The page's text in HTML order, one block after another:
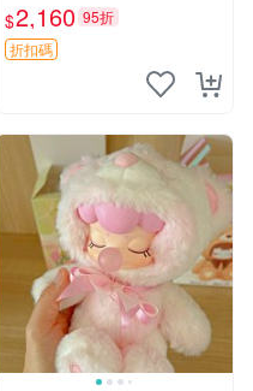
灰，詳觀後再拍。二手收藏請
珍惜。 13DE MARZO 二手
小熊 衣服裝飾
$2,160 95折
折扣碼